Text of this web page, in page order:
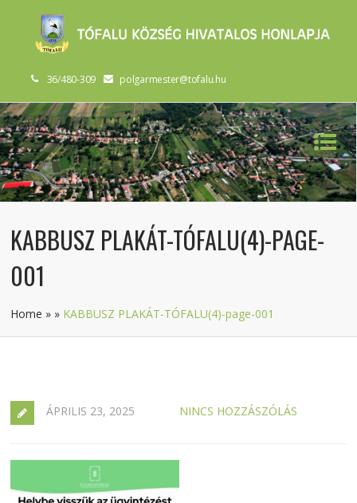
36/480-309 polgarmester@tofalu.hu
KABBUSZ PLAKÁT-TÓFALU(4)-PAGE-
001
Home » » KABBUSZ PLAKÁT-TÓFALU(4)-page-001
ÁPRILIS 23, 2025 NINCS HOZZÁSZÓLÁS